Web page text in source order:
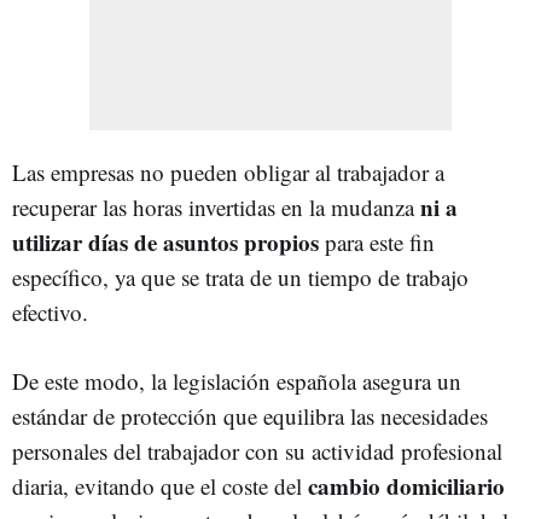
Las empresas no pueden obligar al trabajador a
recuperar las horas invertidas en la mudanzani a
utilizar días de asuntos propios para este fin
específico, ya que se trata de un tiempo de trabajo
efectivo.
De este modo, la legislación española asegura un
estándar de protección que equilibra las necesidades
personales del trabajador con su actividad profesional
diaria, evitando que el coste del cambio domiciliario